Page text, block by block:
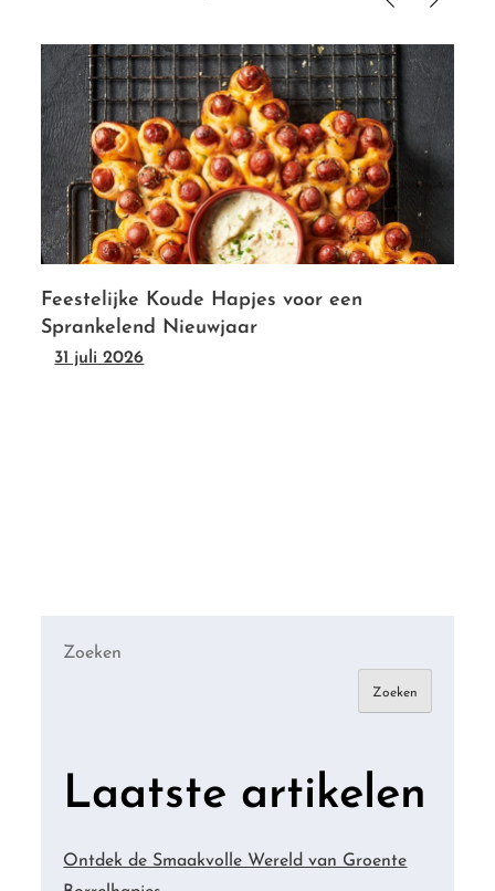
Feestelijke Koude Hapjes voor een
Sprankelend Nieuwjaar
31 juli 2026
Zoeken
Zoeken
Laatste artikelen
Ontdek de Smaakvolle Wereld van Groente